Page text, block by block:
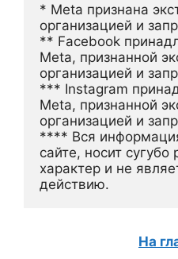
* Meta признана
организацией и
** Facebook
Meta, признанной
организацией и
*** Instagram
Meta, признанной
организацией и
**** Вся
сайте, носит
характер и не
действию.
На